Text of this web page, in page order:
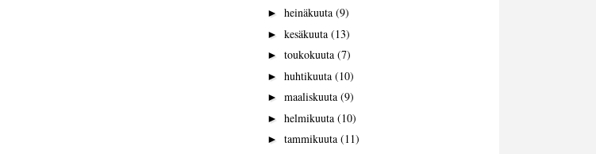
► heinäkuuta (9)
► kesäkuuta (13)
► toukokuuta (7)
► huhtikuuta (10)
► maaliskuuta (9)
► helmikuuta (10)
► tammikuuta (11)